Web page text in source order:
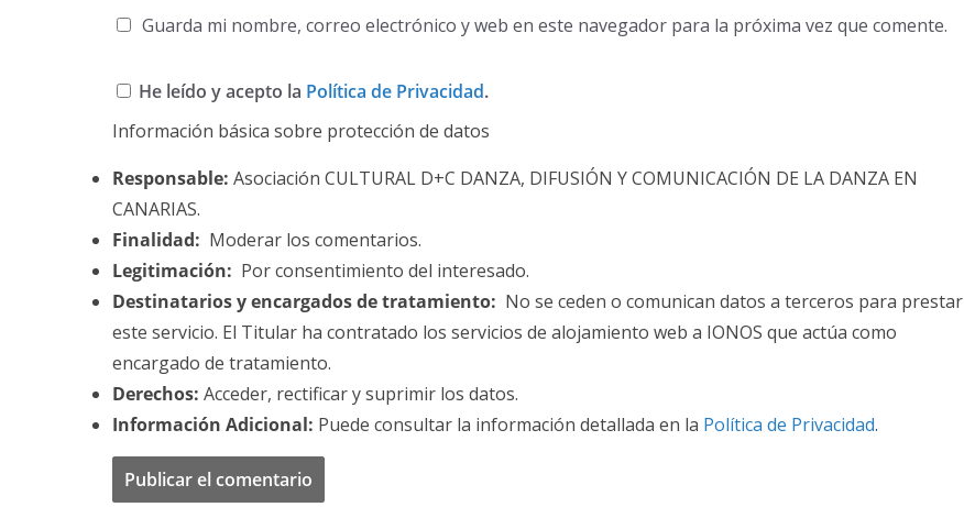
Guarda mi nombre, correo electrónico y web en este navegador para la próxima vez que comente.
He leído y acepto la Política de Privacidad.
Información básica sobre protección de datos
Responsable: Asociación CULTURAL D+C DANZA, DIFUSIÓN Y COMUNICACIÓN DE LA DANZA EN
CANARIAS.
Finalidad: Moderar los comentarios.
Legitimación: Por consentimiento del interesado.
Destinatarios y encargados de tratamiento: No se ceden o comunican datos a terceros para prestar
este servicio. El Titular ha contratado los servicios de alojamiento web a IONOS que actúa como
encargado de tratamiento.
Derechos: Acceder, rectificar y suprimir los datos.
Información Adicional: Puede consultar la información detallada en la Política de Privacidad.